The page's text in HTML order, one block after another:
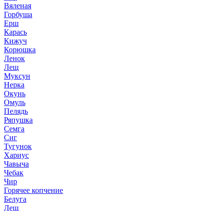
Вяленая
Горбуша
Ерш
Карась
Кижуч
Корюшка
Ленок
Лещ
Муксун
Нерка
Окунь
Омуль
Пелядь
Ряпушка
Семга
Сиг
Тугунок
Хариус
Чавыча
Чебак
Чир
Горячее копчение
Белуга
Лещ